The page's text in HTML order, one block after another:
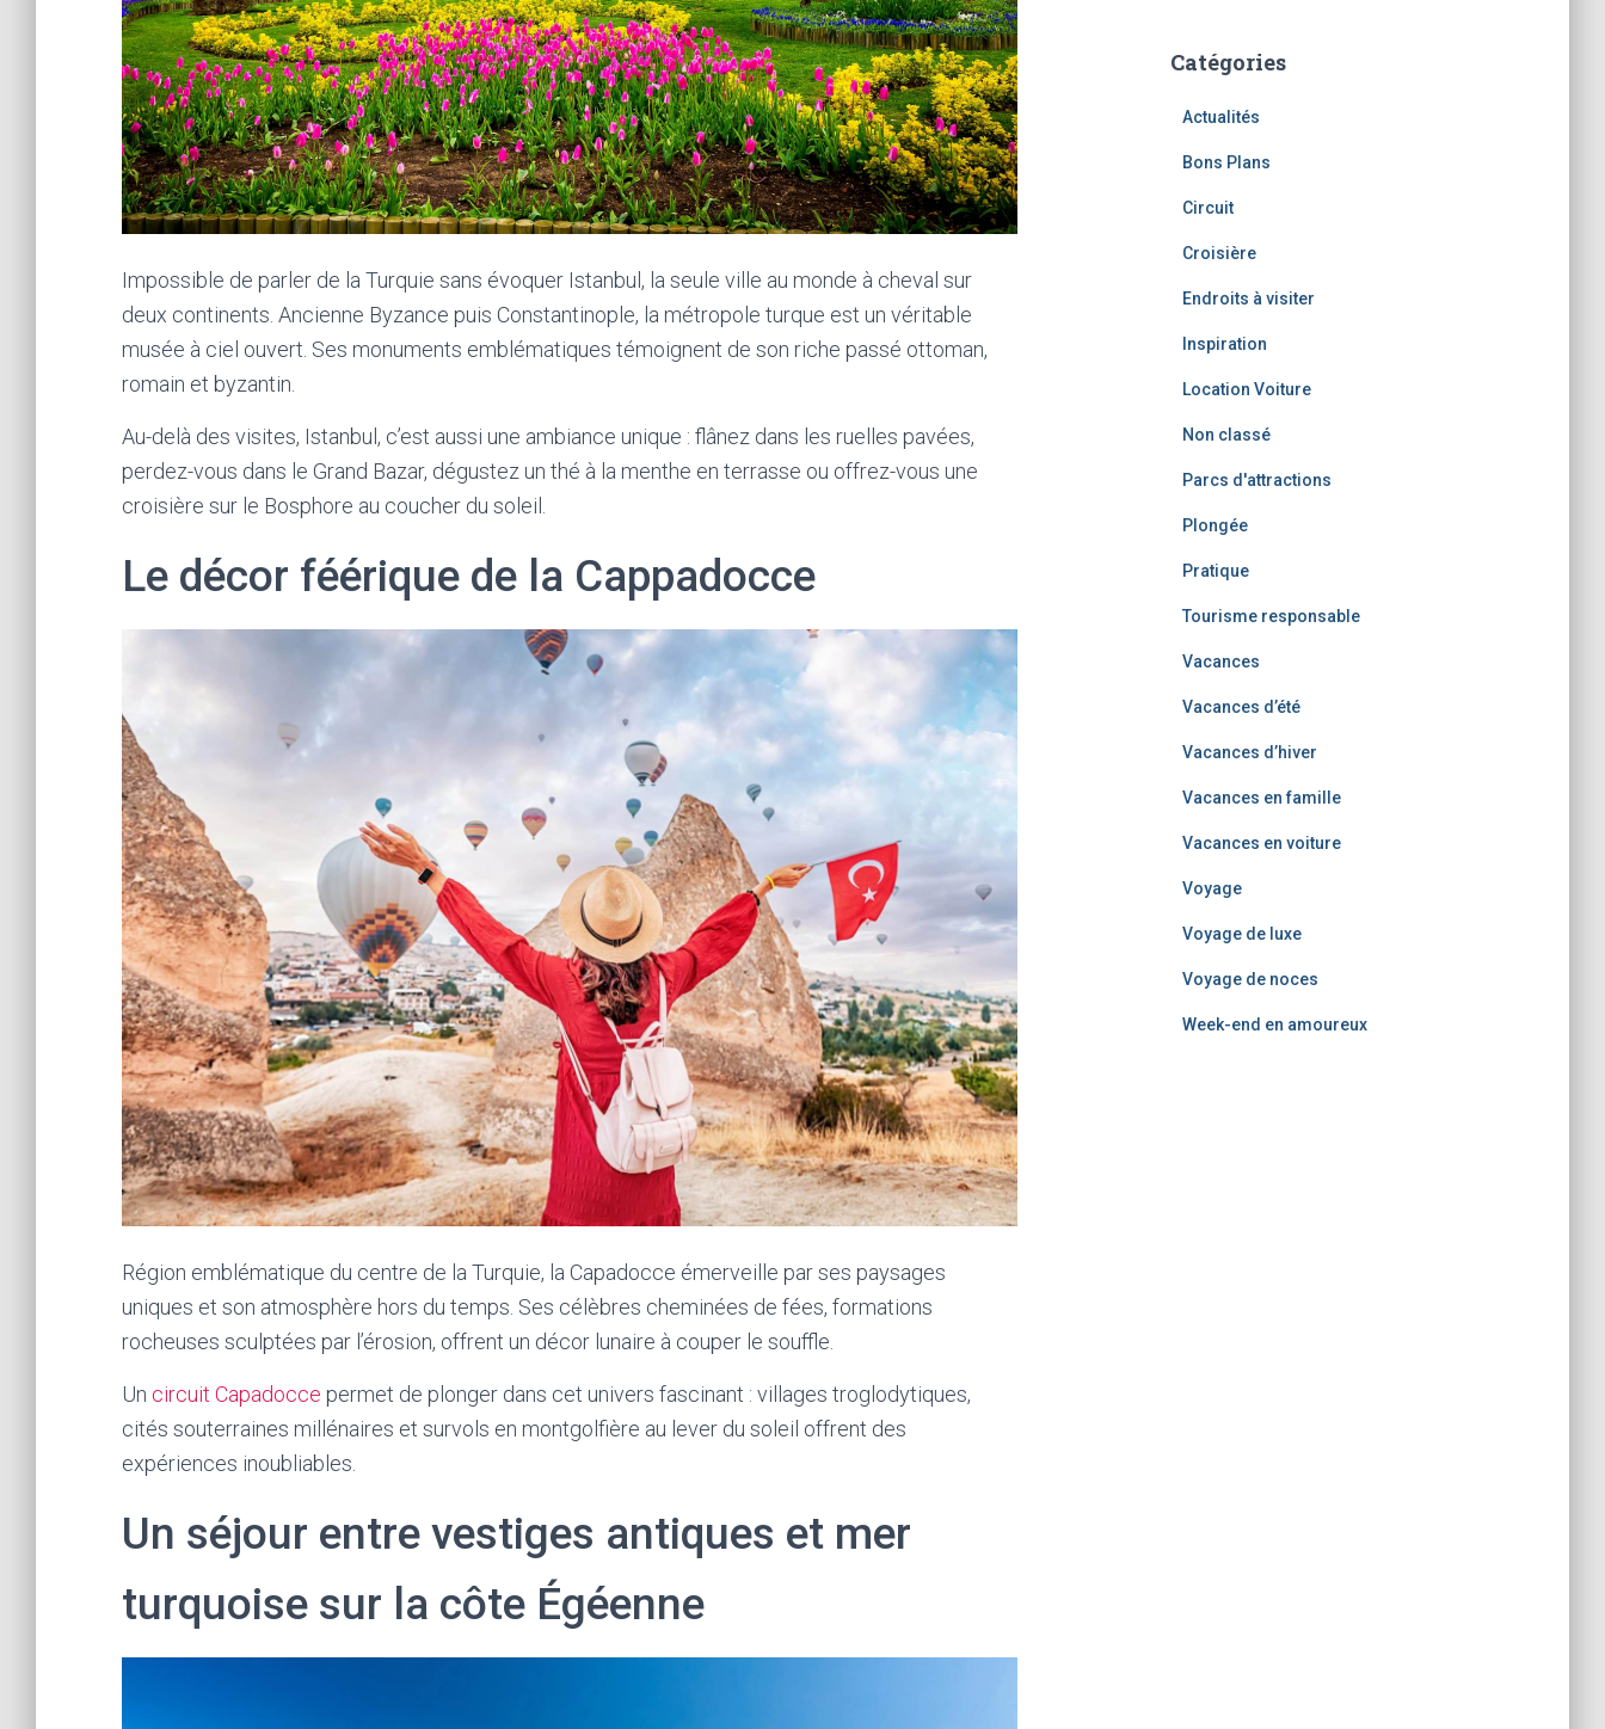
Impossible de parler de la Turquie sans évoquer Istanbul, la seule ville au monde à cheval sur
deux continents. Ancienne Byzance puis Constantinople, la métropole turque est un véritable
musée à ciel ouvert. Ses monuments emblématiques témoignent de son riche passé ottoman,
romain et byzantin.
Au-delà des visites, Istanbul, c’est aussi une ambiance unique : flânez dans les ruelles pavées,
perdez-vous dans le Grand Bazar, dégustez un thé à la menthe en terrasse ou offrez-vous une
croisière sur le Bosphore au coucher du soleil.
Le décor féérique de la Cappadocce
Région emblématique du centre de la Turquie, la Capadocce émerveille par ses paysages
uniques et son atmosphère hors du temps. Ses célèbres cheminées de fées, formations
rocheuses sculptées par l’érosion, offrent un décor lunaire à couper le souffle.
Un circuit Capadocce permet de plonger dans cet univers fascinant : villages troglodytiques,
cités souterraines millénaires et survols en montgolfière au lever du soleil offrent des
expériences inoubliables.
Un séjour entre vestiges antiques et mer
turquoise sur la côte Égéenne
Catégories
Actualités
Bons Plans
Circuit
Croisière
Endroits à visiter
Inspiration
Location Voiture
Non classé
Parcs d'attractions
Plongée
Pratique
Tourisme responsable
Vacances
Vacances d’été
Vacances d’hiver
Vacances en famille
Vacances en voiture
Voyage
Voyage de luxe
Voyage de noces
Week-end en amoureux